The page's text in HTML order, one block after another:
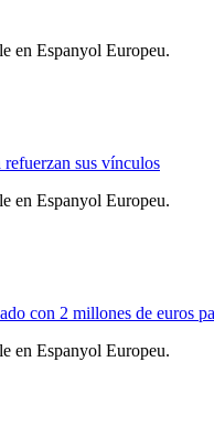
en Espanyol Europeu.
sus vínculos
en Espanyol Europeu.
con 2 millones de euros
en Espanyol Europeu.